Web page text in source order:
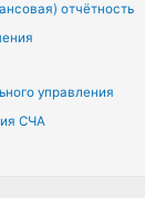
отчётность
управления
СЧА